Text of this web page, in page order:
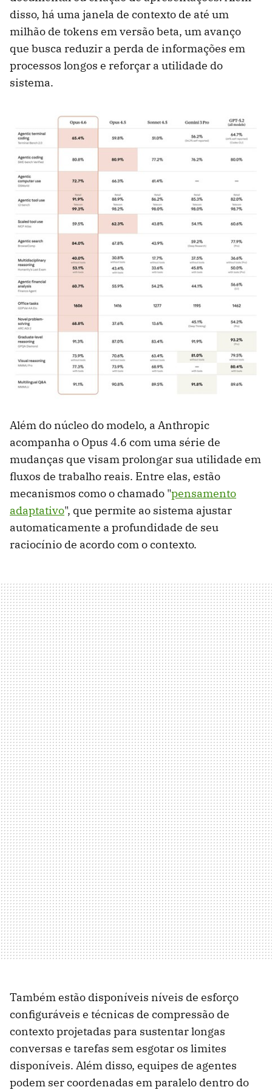
disso, há uma janela de contexto de até um
milhão de tokens em versão beta, um avanço
que busca reduzir a perda de informações em
processos longos e reforçar a utilidade do
sistema.
Além do núcleo do modelo, a Anthropic
acompanha o Opus 4.6 com uma série de
mudanças que visam prolongar sua utilidade em
fluxos de trabalho reais. Entre elas, estão
mecanismos como o chamado "pensamento
adaptativo", que permite ao sistema ajustar
automaticamente a profundidade de seu
raciocínio de acordo com o contexto.
Também estão disponíveis níveis de esforço
configuráveis ​​e técnicas de compressão de
contexto projetadas para sustentar longas
conversas e tarefas sem esgotar os limites
disponíveis. Além disso, equipes de agentes
podem ser coordenadas em paralelo dentro do